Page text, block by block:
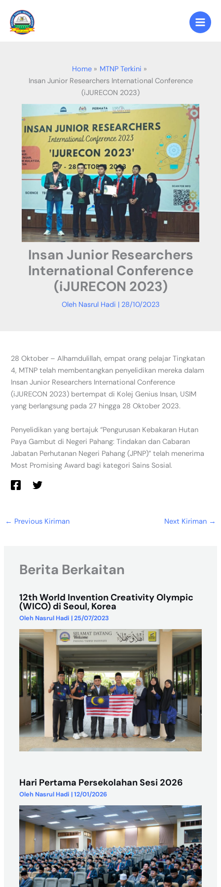
content
Home
MTNP Terkini
Insan Junior Researchers International Conference
(iJURECON 2023)
Insan Junior Researchers
International Conference
(iJURECON 2023)
Oleh Nasrul Hadi | 28/10/2023
28 Oktober – Alhamdulillah, empat orang pelajar Tingkatan
4, MTNP telah membentangkan penyelidikan mereka dalam
Insan Junior Researchers International Conference
(iJURECON 2023) bertempat di Kolej Genius Insan, USIM
yang berlangsung pada 27 hingga 28 Oktober 2023.
Penyelidikan yang bertajuk “Pengurusan Kebakaran Hutan
Paya Gambut di Negeri Pahang: Tindakan dan Cabaran
Jabatan Perhutanan Negeri Pahang (JPNP)” telah menerima
Most Promising Award bagi kategori Sains Sosial.
← Previous Kiriman Next Kiriman →
Berita Berkaitan
12th World Invention Creativity Olympic
(WICO) di Seoul, Korea
Oleh Nasrul Hadi |25/07/2023
Hari Pertama Persekolahan Sesi 2026
Oleh Nasrul Hadi |12/01/2026